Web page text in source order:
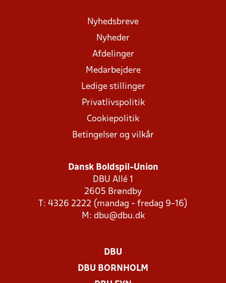
Nyhedsbreve
Nyheder
Afdelinger
Medarbejdere
Ledige stillinger
Privatlivspolitik
Cookiepolitik
Betingelser og vilkår
Dansk Boldspil-Union
DBU Allé 1
2605 Brøndby
T: 4326 2222 (mandag - fredag 9-16)
M: dbu@dbu.dk
DBU
DBU BORNHOLM